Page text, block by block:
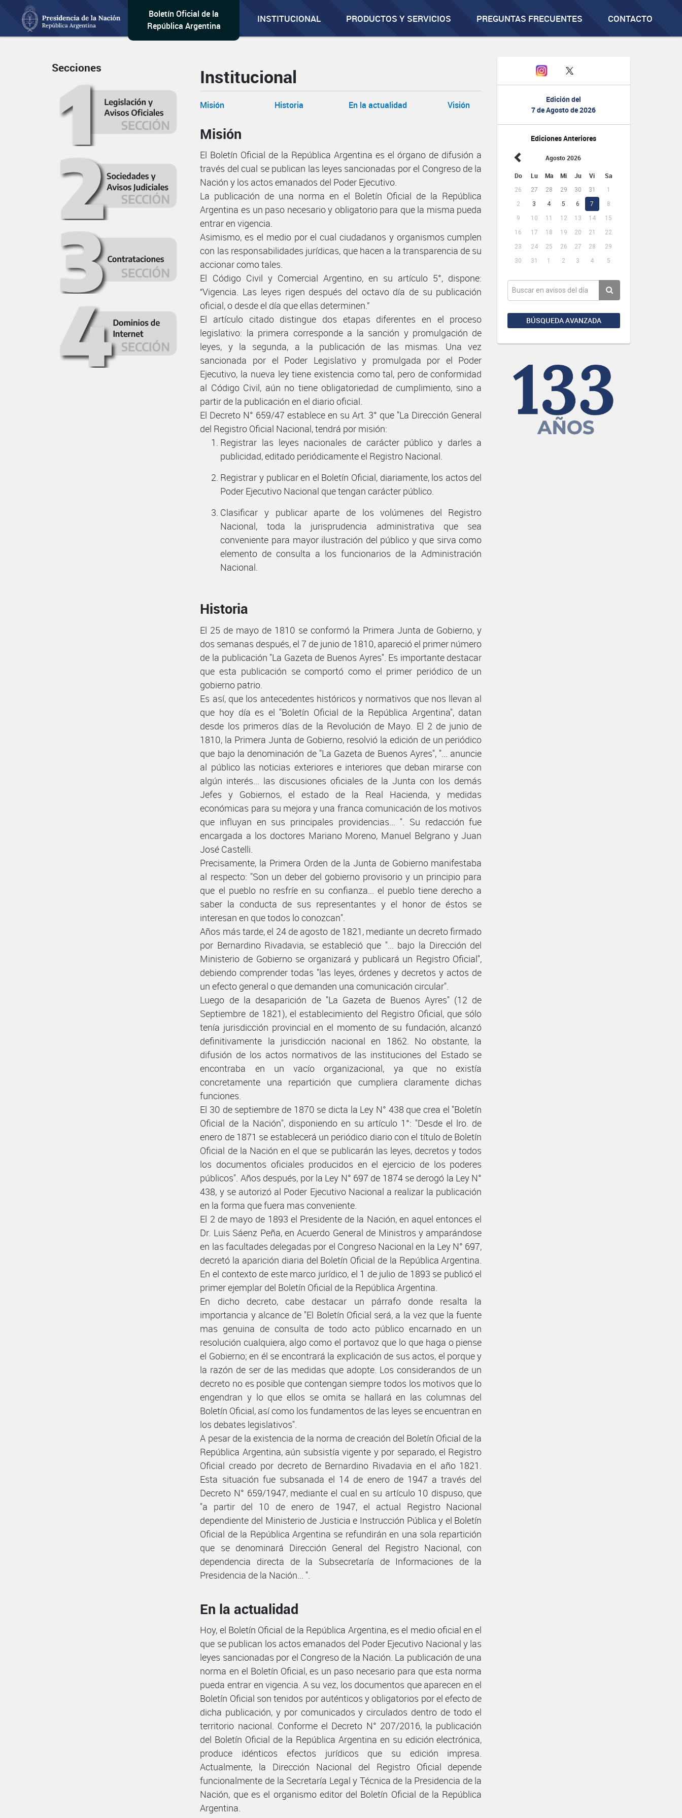
Boletín Oficial de la
República Argentina
INSTITUCIONAL PRODUCTOS Y SERVICIOS PREGUNTAS FRECUENTES CONTACTO
Edición del
7 de Agosto de 2026
Ediciones Anteriores
Agosto 2026
Do Lu Ma Mi Ju Vi Sa
26 27 28 29 30 31
1
2
3 4 5 6 7
8
9
10 11 12 13 14
15
16
17 18 19 20 21
22
23
24 25 26 27 28
29
30
31 1 2 3 4 5
BÚSQUEDA AVANZADA
Secciones Institucional
Misión Historia En la actualidad Visión
Misión
El Boletín Oficial de la República Argentina es el órgano de difusión a
través del cual se publican las leyes sancionadas por el Congreso de la
Nación y los actos emanados del Poder Ejecutivo.
La publicación de una norma en el Boletín Oficial de la República
Argentina es un paso necesario y obligatorio para que la misma pueda
entrar en vigencia.
Asimismo, es el medio por el cual ciudadanos y organismos cumplen
con las responsabilidades jurídicas, que hacen a la transparencia de su
accionar como tales.
El Código Civil y Comercial Argentino, en su artículo 5°, dispone:
“Vigencia. Las leyes rigen después del octavo día de su publicación
oficial, o desde el día que ellas determinen.”
El artículo citado distingue dos etapas diferentes en el proceso
legislativo: la primera corresponde a la sanción y promulgación de
leyes, y la segunda, a la publicación de las mismas. Una vez
sancionada por el Poder Legislativo y promulgada por el Poder
Ejecutivo, la nueva ley tiene existencia como tal, pero de conformidad
al Código Civil, aún no tiene obligatoriedad de cumplimiento, sino a
partir de la publicación en el diario oficial.
El Decreto N° 659/47 establece en su Art. 3° que "La Dirección General
del Registro Oficial Nacional, tendrá por misión:
Registrar las leyes nacionales de carácter público y darles a
publicidad, editado periódicamente el Registro Nacional.
Registrar y publicar en el Boletín Oficial, diariamente, los actos del
Poder Ejecutivo Nacional que tengan carácter público.
Clasificar y publicar aparte de los volúmenes del Registro
Nacional, toda la jurisprudencia administrativa que sea
conveniente para mayor ilustración del público y que sirva como
elemento de consulta a los funcionarios de la Administración
Nacional.
Historia
El 25 de mayo de 1810 se conformó la Primera Junta de Gobierno, y
dos semanas después, el 7 de junio de 1810, apareció el primer número
de la publicación "La Gazeta de Buenos Ayres". Es importante destacar
que esta publicación se comportó como el primer periódico de un
gobierno patrio.
Es así, que los antecedentes históricos y normativos que nos llevan al
que hoy día es el "Boletín Oficial de la República Argentina", datan
desde los primeros días de la Revolución de Mayo. El 2 de junio de
1810, la Primera Junta de Gobierno, resolvió la edición de un periódico
que bajo la denominación de "La Gazeta de Buenos Ayres", "... anuncie
al público las noticias exteriores e interiores que deban mirarse con
algún interés... las discusiones oficiales de la Junta con los demás
Jefes y Gobiernos, el estado de la Real Hacienda, y medidas
económicas para su mejora y una franca comunicación de los motivos
que influyan en sus principales providencias... ". Su redacción fue
encargada a los doctores Mariano Moreno, Manuel Belgrano y Juan
José Castelli.
Precisamente, la Primera Orden de la Junta de Gobierno manifestaba
al respecto: "Son un deber del gobierno provisorio y un principio para
que el pueblo no resfríe en su confianza... el pueblo tiene derecho a
saber la conducta de sus representantes y el honor de éstos se
interesan en que todos lo conozcan".
Años más tarde, el 24 de agosto de 1821, mediante un decreto firmado
por Bernardino Rivadavia, se estableció que "... bajo la Dirección del
Ministerio de Gobierno se organizará y publicará un Registro Oficial",
debiendo comprender todas "las leyes, órdenes y decretos y actos de
un efecto general o que demanden una comunicación circular".
Luego de la desaparición de "La Gazeta de Buenos Ayres" (12 de
Septiembre de 1821), el establecimiento del Registro Oficial, que sólo
tenía jurisdicción provincial en el momento de su fundación, alcanzó
definitivamente la jurisdicción nacional en 1862. No obstante, la
difusión de los actos normativos de las instituciones del Estado se
encontraba en un vacío organizacional, ya que no existía
concretamente una repartición que cumpliera claramente dichas
funciones.
El 30 de septiembre de 1870 se dicta la Ley N° 438 que crea el "Boletín
Oficial de la Nación", disponiendo en su artículo 1°: "Desde el lro. de
enero de 1871 se establecerá un periódico diario con el título de Boletín
Oficial de la Nación en el que se publicarán las leyes, decretos y todos
los documentos oficiales producidos en el ejercicio de los poderes
públicos". Años después, por la Ley N° 697 de 1874 se derogó la Ley N°
438, y se autorizó al Poder Ejecutivo Nacional a realizar la publicación
en la forma que fuera mas conveniente.
El 2 de mayo de 1893 el Presidente de la Nación, en aquel entonces el
Dr. Luis Sáenz Peña, en Acuerdo General de Ministros y amparándose
en las facultades delegadas por el Congreso Nacional en la Ley N° 697,
decretó la aparición diaria del Boletín Oficial de la República Argentina.
En el contexto de este marco jurídico, el 1 de julio de 1893 se publicó el
primer ejemplar del Boletín Oficial de la República Argentina.
En dicho decreto, cabe destacar un párrafo donde resalta la
importancia y alcance de "El Boletín Oficial será, a la vez que la fuente
mas genuina de consulta de todo acto público encarnado en un
resolución cualquiera, algo como el portavoz que lo que haga o piense
el Gobierno; en él se encontrará la explicación de sus actos, el porque y
la razón de ser de las medidas que adopte. Los considerandos de un
decreto no es posible que contengan siempre todos los motivos que lo
engendran y lo que ellos se omita se hallará en las columnas del
Boletín Oficial, así como los fundamentos de las leyes se encuentran en
los debates legislativos".
A pesar de la existencia de la norma de creación del Boletín Oficial de la
República Argentina, aún subsistía vigente y por separado, el Registro
Oficial creado por decreto de Bernardino Rivadavia en el año 1821.
Esta situación fue subsanada el 14 de enero de 1947 a través del
Decreto N° 659/1947, mediante el cual en su artículo 10 dispuso, que
"a partir del 10 de enero de 1947, el actual Registro Nacional
dependiente del Ministerio de Justicia e Instrucción Pública y el Boletín
Oficial de la República Argentina se refundirán en una sola repartición
que se denominará Dirección General del Registro Nacional, con
dependencia directa de la Subsecretaría de Informaciones de la
Presidencia de la Nación... ".
En la actualidad
Hoy, el Boletín Oficial de la República Argentina, es el medio oficial en el
que se publican los actos emanados del Poder Ejecutivo Nacional y las
leyes sancionadas por el Congreso de la Nación. La publicación de una
norma en el Boletín Oficial, es un paso necesario para que esta norma
pueda entrar en vigencia. A su vez, los documentos que aparecen en el
Boletín Oficial son tenidos por auténticos y obligatorios por el efecto de
dicha publicación, y por comunicados y circulados dentro de todo el
territorio nacional. Conforme el Decreto N° 207/2016, la publicación
del Boletín Oficial de la República Argentina en su edición electrónica,
produce idénticos efectos jurídicos que su edición impresa.
Actualmente, la Dirección Nacional del Registro Oficial depende
funcionalmente de la Secretaría Legal y Técnica de la Presidencia de la
Nación, que es el organismo editor del Boletín Oficial de la República
Argentina.